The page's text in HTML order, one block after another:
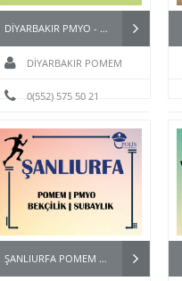
DİYARBAKIR PMYO - BAYAN PÖH - BEKÇİ - POMEM HAZIRLIK KURSU
DİYARBAKIR POMEM
HAZIRLIK KURSU
0(552) 575 50 21
ŞANLIURFA POMEM PAEM PMYO PÖH BEKÇİ KURSU